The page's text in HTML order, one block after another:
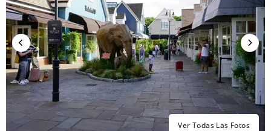
Ver Todas Las Fotos